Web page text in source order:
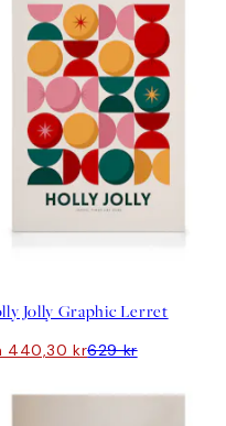
Jolly Graphic Lerret
440,30 kr629 kr